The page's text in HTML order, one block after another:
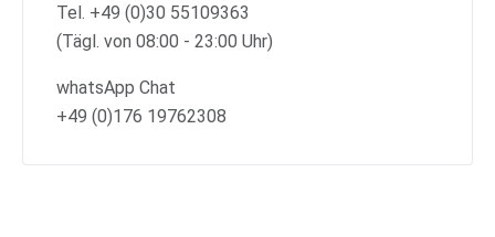
Tel. +49 (0)30 55109363
(Tägl. von 08:00 - 23:00 Uhr)
whatsApp Chat
+49 (0)176 19762308